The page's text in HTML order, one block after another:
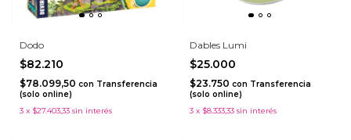
Dodo
$82.210
$78.099,50 con Transferencia
(solo online)
3 x $27.403,33 sin interés
Dables Lumi
$25.000
$23.750 con Transferencia
(solo online)
3 x $8.333,33 sin interés